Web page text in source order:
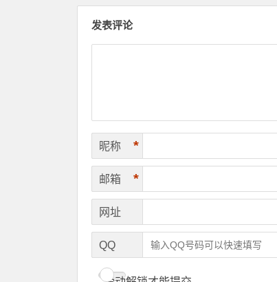
发表评论
昵称 *
邮箱 *
网址
QQ